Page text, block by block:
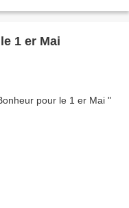
1 er Mai